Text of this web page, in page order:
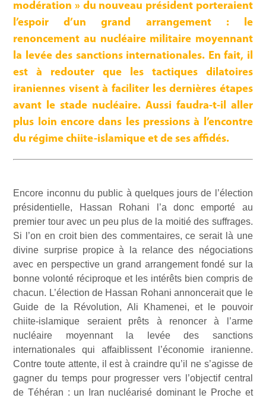
modération » du nouveau président porteraient
l’espoir d’un grand arrangement : le
renoncement au nucléaire militaire moyennant
la levée des sanctions internationales. En fait, il
est à redouter que les tactiques dilatoires
iraniennes visent à faciliter les dernières étapes
avant le stade nucléaire. Aussi faudra-t-il aller
plus loin encore dans les pressions à l’encontre
du régime chiite-islamique et de ses affidés.
Encore inconnu du public à quelques jours de l’élection
présidentielle, Hassan Rohani l’a donc emporté au
premier tour avec un peu plus de la moitié des suffrages.
Si l’on en croit bien des commentaires, ce serait là une
divine surprise propice à la relance des négociations
avec en perspective un grand arrangement fondé sur la
bonne volonté réciproque et les intérêts bien compris de
chacun. L’élection de Hassan Rohani annoncerait que le
Guide de la Révolution, Ali Khamenei, et le pouvoir
chiite-islamique seraient prêts à renoncer à l’arme
nucléaire moyennant la levée des sanctions
internationales qui affaiblissent l’économie iranienne.
Contre toute attente, il est à craindre qu’il ne s’agisse de
gagner du temps pour progresser vers l’objectif central
de Téhéran : un Iran nucléarisé dominant le Proche et